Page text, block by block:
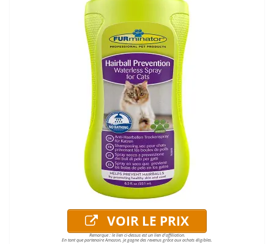
VOIR LE PRIX
Remarque : le lien ci-dessus est un lien d'affiliation.
En tant que partenaire Amazon, je gagne des revenus grâce aux achats éligibles.